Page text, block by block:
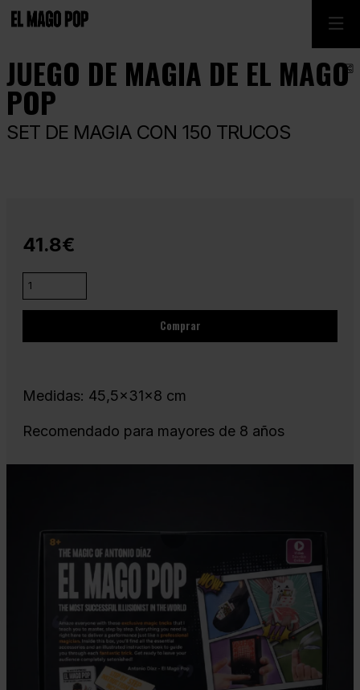
JUEGO DE MAGIA DE EL MAGO
POP
SET DE MAGIA CON 150 TRUCOS
41.8€
Comprar
Medidas: 45,5x31x8 cm
Recomendado para mayores de 8 años